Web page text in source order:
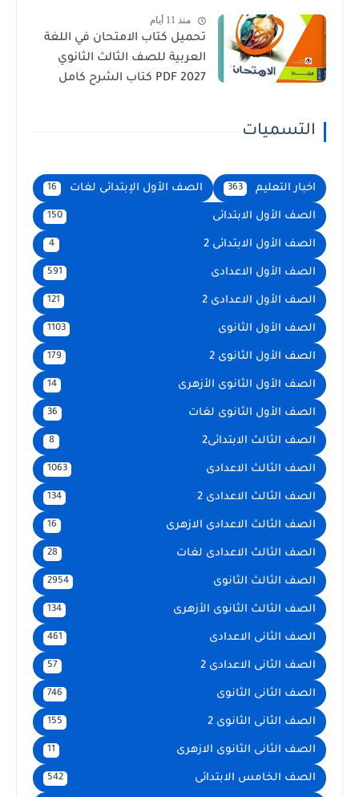
منذ 11 أيام
تحميل كتاب الامتحان في اللغة
العربية للصف الثالث الثانوي
2027 PDF كتاب الشرح كامل
التسميات
اخبار التعليم 363 الصف الأول الإبتدائى لغات 16
الصف الأول الابتدائى 150
الصف الأول الابتدائى 2 4
الصف الأول الاعدادى 591
الصف الأول الاعدادى 2 121
الصف الأول الثانوى 1103
الصف الأول الثانوى 2 179
الصف الأول الثانوى الأزهرى 14
الصف الأول الثانوى لغات 36
الصف الثالث الابتدائى2 8
الصف الثالث الاعدادى 1063
الصف الثالث الاعدادى 2 134
الصف الثالث الاعدادى الازهرى 16
الصف الثالث الاعدادى لغات 28
الصف الثالث الثانوى 2954
الصف الثالث الثانوى الأزهرى 134
الصف الثانى الاعدادى 461
الصف الثانى الاعدادى 2 57
الصف الثانى الثانوى 746
الصف الثانى الثانوى 2 155
الصف الثانى الثانوى الازهرى 11
الصف الخامس الابتدائى 542